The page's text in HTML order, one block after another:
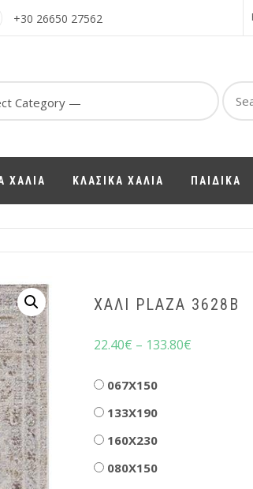
+30 26650 27562
Search
for:
ΧΑΛΙΑ ΚΛΑΣΙΚΑ ΧΑΛΙΑ ΠΑΙΔΙΚΑ
ΧΑΛΙ PLAZA 3628B
22.40€ – 133.80€
067X150
133X190
160X230
080X150